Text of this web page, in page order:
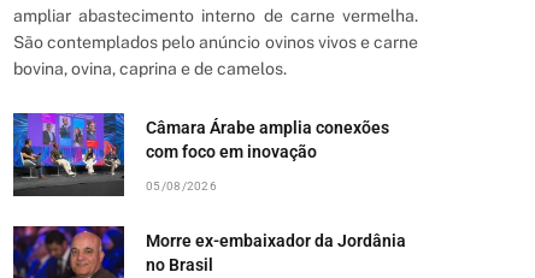
ampliar abastecimento interno de carne vermelha.
São contemplados pelo anúncio ovinos vivos e carne
bovina, ovina, caprina e de camelos.
Câmara Árabe amplia conexões
com foco em inovação
05/08/2026
Morre ex-embaixador da Jordânia
no Brasil